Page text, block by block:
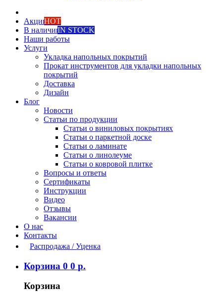
АкцииHOT
В наличииIN STOCK
Наши работы
Услуги
Укладка напольных покрытий
Прокат инструментов для укладки напольных
покрытий
Доставка
Дизайн
Блог
Новости
Статьи по продукции
Статьи о виниловых покрытиях
Статьи о паркетной доске
Статьи о ламинате
Статьи о линолеуме
Статьи о ковровой плитке
Вопросы и ответы
Сертификаты
Инструкции
Видео
Отзывы
Вакансии
О нас
Контакты
Распродажа / Уценка
Корзина 0 0 р.
Корзина